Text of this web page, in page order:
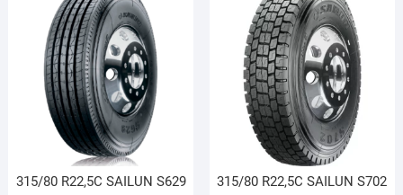
315/80 R22,5C SAILUN S629 315/80 R22,5C SAILUN S702